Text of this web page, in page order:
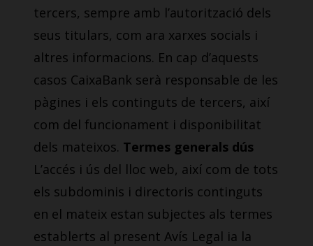
tercers, sempre amb l’autorització dels
seus titulars, com ara xarxes socials i
altres informacions. En cap d’aquests
casos CaixaBank serà responsable de les
pàgines i els continguts de tercers, així
com del funcionament i disponibilitat
dels mateixos. Termes generals dús
L’accés i ús del lloc web, així com de tots
els subdominis i directoris continguts
en el mateix estan subjectes als termes
establerts al present Avís Legal ia la